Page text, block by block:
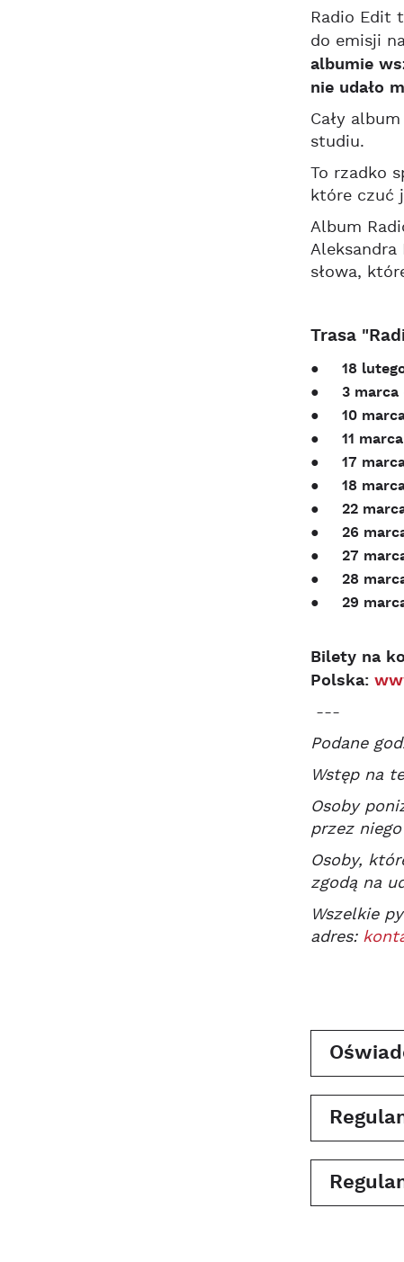
Radio Edit
do emisji
albumie
nie udało
Cały
studiu.
To rzadko
które czuć
Album
słowa,
Trasa
● 18 lutego
● 3 marca –
● 10 marca
● 11 marca
● 17 marca
● 18 marca
● 22 marca
● 26 marca
● 27 marca
● 28 marca
● 29 marca
Bilety na
Polska:
---
Podane
Wstęp na
Osoby
przez
Osoby,
zgodą na
Wszelkie
adres: